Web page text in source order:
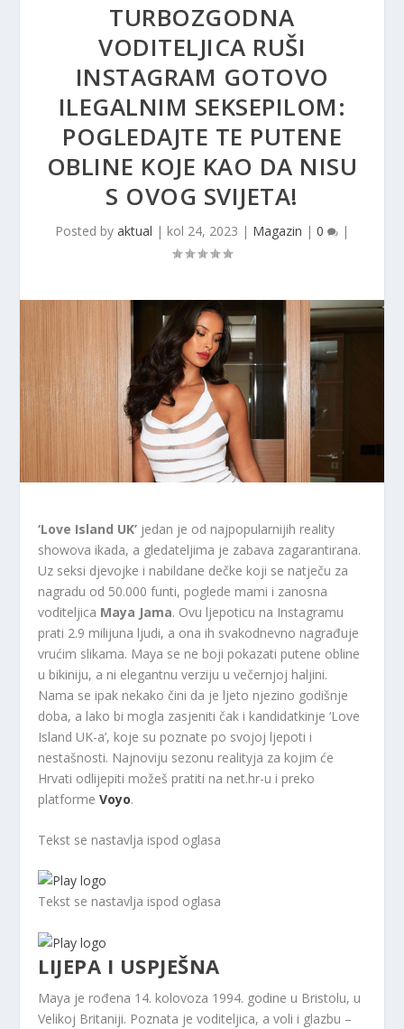
TURBOZGODNA
VODITELJICA RUŠI
INSTAGRAM GOTOVO
ILEGALNIM SEKSEPILOM:
POGLEDAJTE TE PUTENE
OBLINE KOJE KAO DA NISU
S OVOG SVIJETA!
Posted by aktual | kol 24, 2023 | Magazin | 0 |
‘Love Island UK’ jedan je od najpopularnijih reality
showova ikada, a gledateljima je zabava zagarantirana.
Uz seksi djevojke i nabildane dečke koji se natječu za
nagradu od 50.000 funti, poglede mami i zanosna
voditeljica Maya Jama. Ovu ljepoticu na Instagramu
prati 2.9 milijuna ljudi, a ona ih svakodnevno nagrađuje
vrućim slikama. Maya se ne boji pokazati putene obline
u bikiniju, a ni elegantnu verziju u večernjoj haljini.
Nama se ipak nekako čini da je ljeto njezino godišnje
doba, a lako bi mogla zasjeniti čak i kandidatkinje ‘Love
Island UK-a’, koje su poznate po svojoj ljepoti i
nestašnosti. Najnoviju sezonu realityja za kojim će
Hrvati odlijepiti možeš pratiti na net.hr-u i preko
platformeVoyo.
Tekst se nastavlja ispod oglasa
Tekst se nastavlja ispod oglasa
LIJEPA I USPJEŠNA
Maya je rođena 14. kolovoza 1994. godine u Bristolu, u
Velikoj Britaniji. Poznata je voditeljica, a voli i glazbu –